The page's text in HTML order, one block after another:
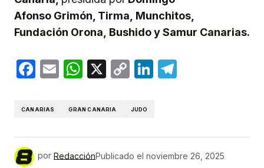
Afonso Grimón, Tirma, Munchitos,
Fundación Orona, Bushido y Samur Canarias.
Facebook
EmailWhatsApp
X
CopyLinkedIn
CANARIAS GRAN CANARIA JUDO
por RedacciónPublicado el noviembre 26, 2025